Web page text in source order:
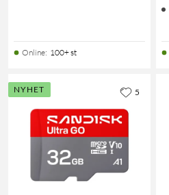
Online: 100+ st
NYHET 5